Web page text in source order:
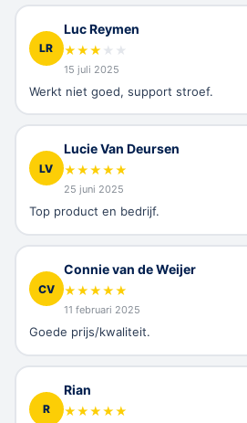
LR
Luc Reymen
★★★ ★ ★
15 juli 2025
Werkt niet goed, support stroef.
LV
Lucie Van Deursen
★★★★★
25 juni 2025
Top product en bedrijf.
CV
Connie van de Weijer
★★★★★
11 februari 2025
Goede prijs/kwaliteit.
R
Rian
★★★★★